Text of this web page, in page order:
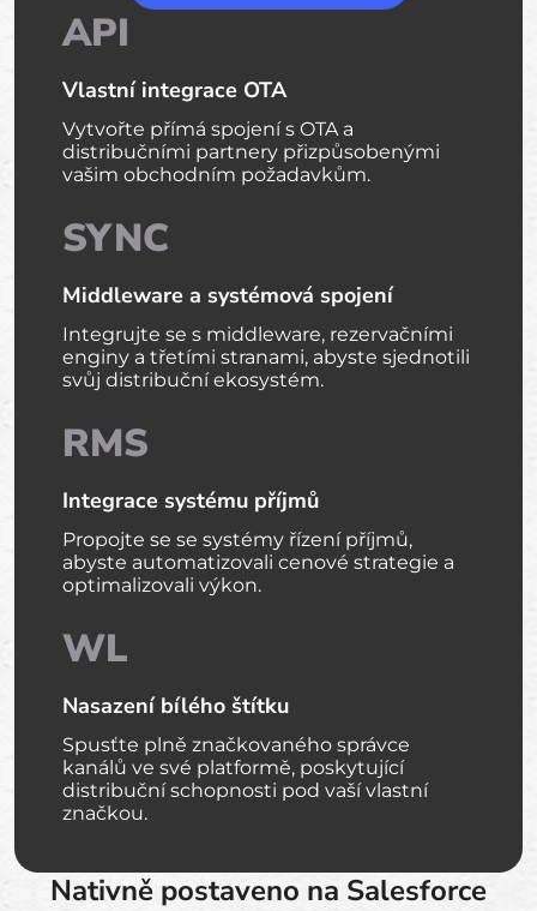
API
Vlastní integrace OTA
Vytvořte přímá spojení s OTA a
distribučními partnery přizpůsobenými
vašim obchodním požadavkům.
SYNC
Middleware a systémová spojení
Integrujte se s middleware, rezervačními
enginy a třetími stranami, abyste sjednotili
svůj distribuční ekosystém.
RMS
Integrace systému příjmů
Propojte se se systémy řízení příjmů,
abyste automatizovali cenové strategie a
optimalizovali výkon.
WL
Nasazení bílého štítku
Spusťte plně značkovaného správce
kanálů ve své platformě, poskytující
distribuční schopnosti pod vaší vlastní
značkou.
Nativně postaveno na Salesforce